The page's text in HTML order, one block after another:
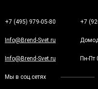
+7 (495) 979-05-80 +7
Info@Brend-Svet.ru
Info@Brend-Svet.ru Пн-Пт
Мы в соц.сетях